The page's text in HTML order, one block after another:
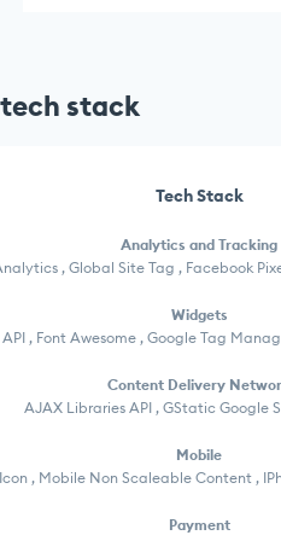
stack
Tech Stack
Analytics and Tracking
, Global Site Tag , Facebook
Widgets
, Font Awesome , Google Tag
Content Delivery
AJAX Libraries API , GStatic Google
Mobile
, Mobile Non Scaleable Content ,
Payment